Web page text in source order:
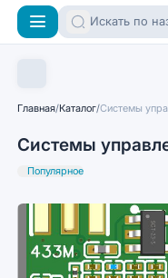
Главная/Каталог/Системы
Системы
Популярное